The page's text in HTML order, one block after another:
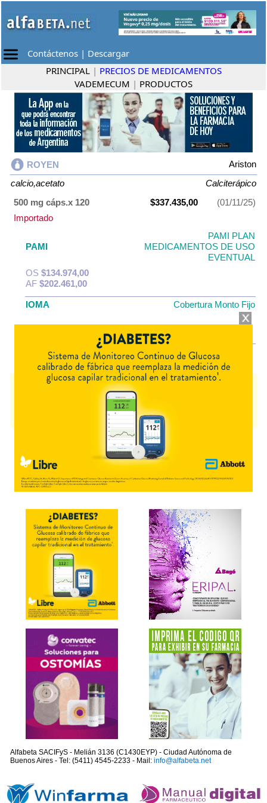
Contáctenos | Descargar
PRINCIPAL | PRECIOS DE MEDICAMENTOS
VADEMECUM | PRODUCTOS
ROYEN
Ariston
calcio,acetato
Calciterápico
500 mg cáps.x 120
$337.435,00
(01/11/25)
Importado
PAMI
PAMI PLAN
MEDICAMENTOS DE USO
EVENTUAL
OS $134.974,00
AF $202.461,00
IOMA
Cobertura Monto Fijo
contiene calcio,acetatoy se indica como
y cuenta con 1 presentación disponible.
Otros productos concalcio,acetato
Otros productos de
Ariston
Alfabeta SACIFyS - Melián 3136 (C1430EYP) - Ciudad Autónoma de
Buenos Aires - Tel: (5411) 4545-2233 - Mail: info@alfabeta.net